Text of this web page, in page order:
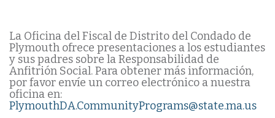
La Oficina del Fiscal de Distrito del Condado de
Plymouth ofrece presentaciones a los estudiantes
y sus padres sobre la Responsabilidad de
Anfitrión Social. Para obtener más información,
por favor envíe un correo electrónico a nuestra
oficina en:
PlymouthDA.CommunityPrograms@state.ma.us